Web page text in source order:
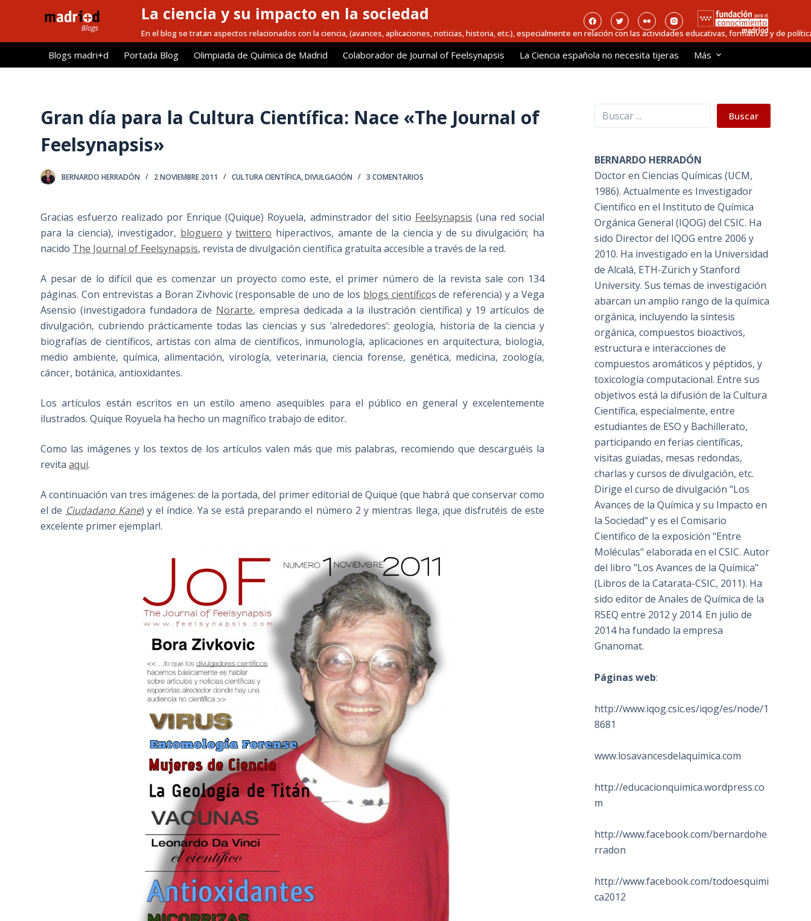
l
La ciencia y su impacto en la sociedad
En el blog se tratan aspectos relacionados con la ciencia, (avances, aplicaciones, noticias, historia, etc.), especialmente en relación con las actividades educativas, formativas y de
Blogs madri+d Portada Blog Olimpiada de Química de Madrid Colaborador de Journal of Feelsynapsis La Ciencia española no necesita tijeras Más
Gran día para la Cultura Científica: Nace «The Journal of
Feelsynapsis»
BERNARDO HERRADÓN 2 NOVIEMBRE 2011 CULTURA CIENTÍFICA,DIVULGACIÓN 3 COMENTARIOS
Gracias esfuerzo realizado por Enrique (Quique) Royuela, adminstrador del sitio Feelsynapsis (una red social
para la ciencia), investigador, bloguero ytwittero hiperactivos, amante de la ciencia y de su divulgación; ha
nacido The Journal of Feelsynapsis, revista de divulgación científica gratuíta accesible a través de la red.
A pesar de lo difícil que es comenzar un proyecto como este, el primer número de la revista sale con 134
páginas. Con entrevistas a Boran Zivhovic (responsable de uno de los blogs científicos de referencia) y a Vega
Asensio (investigadora fundadora de Norarte, empresa dedicada a la ilustración científica) y 19 artículos de
divulgación, cubriendo prácticamente todas las ciencias y sus ‘alrededores’: geología, historia de la ciencia y
biografías de científicos, artistas con alma de científicos, inmunología, aplicaciones en arquitectura, biologia,
medio ambiente, química, alimentación, virología, veterinaria, ciencia forense, genética, medicina, zoología,
cáncer, botánica, antioxidantes.
Los artículos están escritos en un estilo ameno asequibles para el público en general y excelentemente
ilustrados. Quique Royuela ha hecho un magnífico trabajo de editor.
Como las imágenes y los textos de los artículos valen más que mis palabras, recomiendo que descarguéis la
revitaaquí.
A continuación van tres imágenes: de la portada, del primer editorial de Quique (que habrá que conservar como
el de Ciudadano Kane) y el índice. Ya se está preparando el número 2 y mientras llega, ¡que disfrutéis de este
excelente primer ejemplar!.
Buscar Buscar
BERNARDO HERRADÓN
Doctor en Ciencias Químicas (UCM,
1986). Actualmente es Investigador
Científico en el Instituto de Química
Orgánica General (IQOG) del CSIC. Ha
sido Director del IQOG entre 2006 y
2010. Ha investigado en la Universidad
de Alcalá, ETH-Zürich y Stanford
University. Sus temas de investigación
abarcan un amplio rango de la química
orgánica, incluyendo la síntesis
orgánica, compuestos bioactivos,
estructura e interacciones de
compuestos aromáticos y péptidos, y
toxicología computacional. Entre sus
objetivos está la difusión de la Cultura
Científica, especialmente, entre
estudiantes de ESO y Bachillerato,
participando en ferias científicas,
visitas guiadas, mesas redondas,
charlas y cursos de divulgación, etc.
Dirige el curso de divulgación "Los
Avances de la Química y su Impacto en
la Sociedad" y es el Comisario
Científico de la exposición "Entre
Moléculas" elaborada en el CSIC. Autor
del libro "Los Avances de la Química"
(Libros de la Catarata-CSIC, 2011). Ha
sido editor de Anales de Química de la
RSEQ entre 2012 y 2014. En julio de
2014 ha fundado la empresa
Gnanomat.
Páginas web:
http://www.iqog.csic.es/iqog/es/node/1
8681
www.losavancesdelaquimica.com
http://educacionquimica.wordpress.co
m
http://www.facebook.com/bernardohe
rradon
http://www.facebook.com/todoesquimi
ca2012